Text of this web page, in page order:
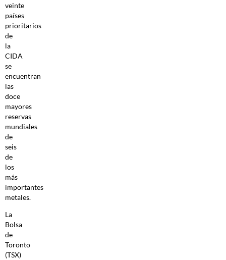
veinte
países
prioritarios
de
la
CIDA
se
encuentran
las
doce
mayores
reservas
mundiales
de
seis
de
los
más
importantes
metales.
La
Bolsa
de
Toronto
(TSX)